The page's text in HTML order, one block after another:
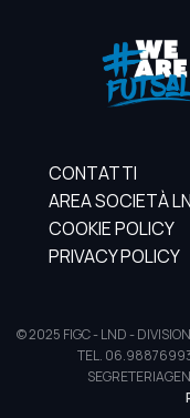
CONTATTI
AREA SOCIETÀ
COOKIE POLICY
PRIVACY POLICY
© 2025 FIGC - LND -
TEL. 06.98876993